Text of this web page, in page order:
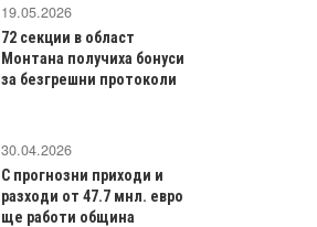
19.05.2026
72 секции в област
Монтана получиха бонуси
за безгрешни протоколи
30.04.2026
С прогнозни приходи и
разходи от 47.7 мнл. евро
ще работи община